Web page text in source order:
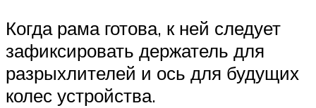
Когда рама готова, к ней следует
зафиксировать держатель для
разрыхлителей и ось для будущих
колес устройства.